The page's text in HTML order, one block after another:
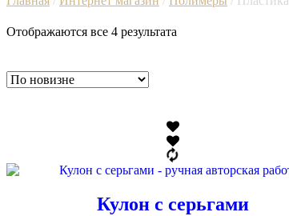
Отображаются все 4 результата
Кулон с серьгами